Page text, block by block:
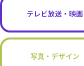
テレビ放送・映画
写真・デザイン